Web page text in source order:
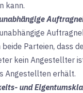
kann.
Parteien, dass
kein Angestellter
Angestellten erhält.
und